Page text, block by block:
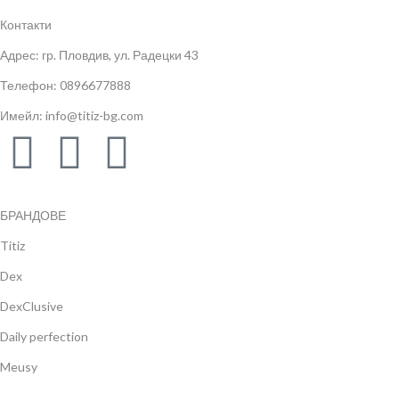
Контакти
Адрес: гр. Пловдив, ул. Радецки 43
Телефон: 0896677888
Имейл: info@titiz-bg.com
БРАНДОВЕ
Titiz
Dex
DexClusive
Daily perfection
Meusy